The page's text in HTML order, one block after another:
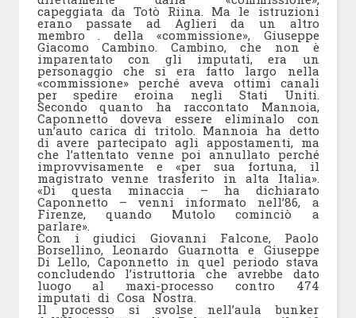
capeggiata da Totò Riina. Ma le istruzioni
erano passate ad Aglieri da un altro
membro . della «commissione», Giuseppe
Giacomo Cambino. Cambino, che non è
imparentato con gli imputati, era un
personaggio che si era fatto largo nella
«commissione» perché aveva ottimi canali
per spedire eroina negli Stati Uniti.
Secondo quanto ha raccontato Mannoia,
Caponnetto doveva essere eliminalo con
un’auto carica di tritolo. Mannoia ha detto
di avere partecipato agli appostamenti, ma
che l’attentato venne poi annullato perché
improvvisamente e «per sua fortuna, il
magistrato venne trasferito in alta Italia».
«Di questa minaccia – ha dichiarato
Caponnetto – venni informato nell’86, a
Firenze, quando Mutolo cominciò a
parlare».
Con i giudici Giovanni Falcone, Paolo
Borsellino, Leonardo Guarnotta e Giuseppe
Di Lello, Caponnetto in quel periodo stava
concludendo l’istruttoria che avrebbe dato
luogo al maxi-processo contro 474
imputati di Cosa Nostra.
Il processo si svolse nell’aula bunker